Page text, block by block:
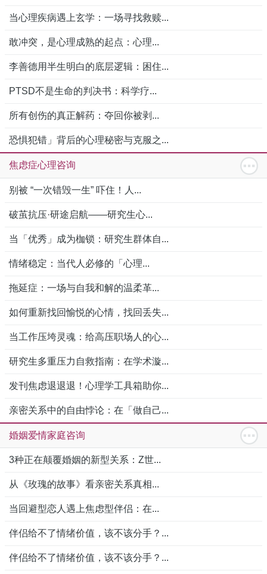
当心理疾病遇上玄学：一场寻找救赎...
敢冲突，是心理成熟的起点：心理...
李善德用半生明白的底层逻辑：困住...
PTSD不是生命的判决书：科学疗...
所有创伤的真正解药：夺回你被剥...
恐惧犯错」背后的心理秘密与克服之...
焦虑症心理咨询
别被 “一次错毁一生” 吓住！人...
破茧抗压·研途启航——研究生心...
当「优秀」成为枷锁：研究生群体自...
情绪稳定：当代人必修的「心理...
拖延症：一场与自我和解的温柔革...
如何重新找回愉悦的心情，找回丢失...
当工作压垮灵魂：给高压职场人的心...
研究生多重压力自救指南：在学术漩...
发刊焦虑退退退！心理学工具箱助你...
亲密关系中的自由悖论：在「做自己...
婚姻爱情家庭咨询
3种正在颠覆婚姻的新型关系：Z世...
从《玫瑰的故事》看亲密关系真相...
当回避型恋人遇上焦虑型伴侣：在...
伴侣给不了情绪价值，该不该分手？...
伴侣给不了情绪价值，该不该分手？...